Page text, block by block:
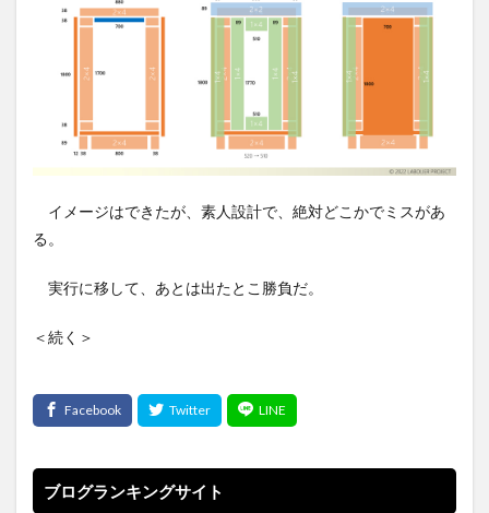
イメージはできたが、素人設計で、絶対どこかでミスがあ
る。
実行に移して、あとは出たとこ勝負だ。
＜続く＞
ブログランキングサイト